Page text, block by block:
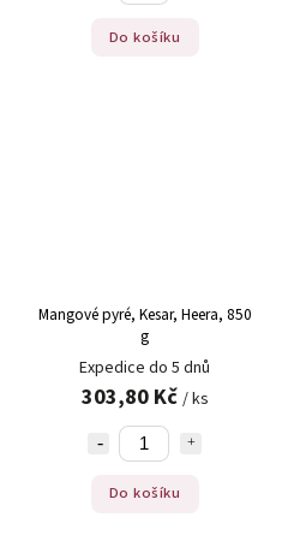
Do košíku
Mangové pyré, Kesar, Heera, 850
g
Expedice do 5 dnů
303,80 Kč / ks
Do košíku